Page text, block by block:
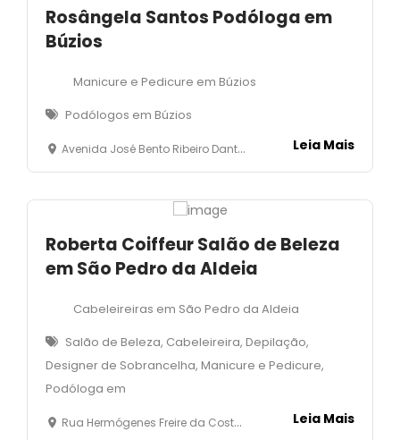
Rosângela Santos Podóloga em
Búzios
Manicure e Pedicure em Búzios
Podólogos em Búzios
Avenida José Bento Ribeiro Dantas, 2028 - Manguinhos- Armação dos Búzios Leia Mais
Roberta Coiffeur Salão de Beleza
em São Pedro da Aldeia
Cabeleireiras em São Pedro da Aldeia
Salão de Beleza, Cabeleireira, Depilação,
Designer de Sobrancelha, Manicure e Pedicure,
Podóloga em
Rua Hermógenes Freire da Costa, 19 - Centro - São Pedro da Aldeia - RJ Leia Mais